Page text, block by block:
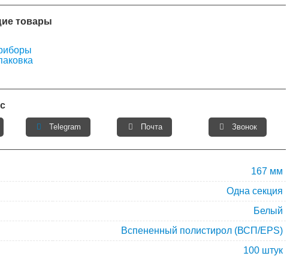
товары
Telegram Почта Звонок
167 мм
Одна секция
Белый
Вспененный полистирол (ВСП/EPS)
100 штук